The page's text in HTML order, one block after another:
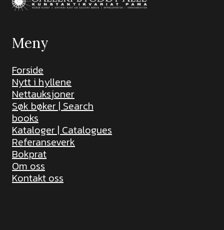
Meny
Forside
Nytt i hyllene
Nettauksjoner
Søk bøker | Search
books
Kataloger | Catalogues
Referanseverk
Bokprat
Om oss
Kontakt oss